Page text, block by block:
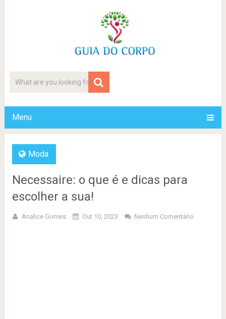
Menu
Moda
Necessaire: o que é e dicas para
escolher a sua!
Analice Gomes Out 10, 2023 Nenhum Comentário